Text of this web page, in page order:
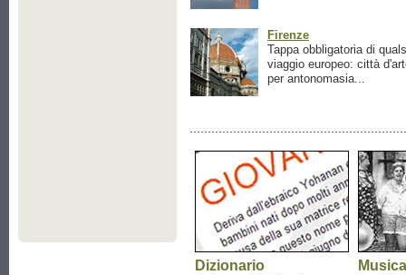
Firenze
Tappa obbligatoria di
viaggio europeo: città
per antonomasia...
Dizionario
Musica